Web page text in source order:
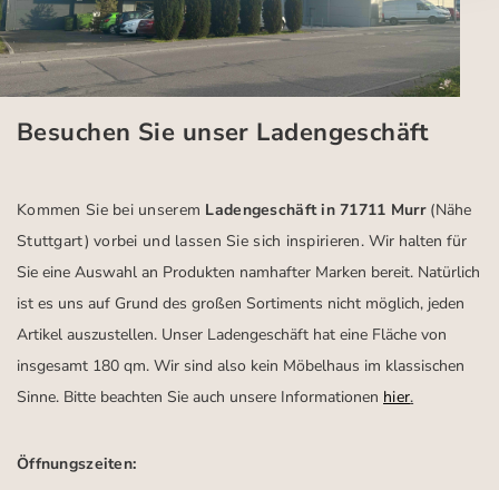
Besuchen Sie unser Ladengeschäft
Kommen Sie bei unserem Ladengeschäft in 71711 Murr (Nähe
Stuttgart) vorbei und lassen Sie sich inspirieren.Wir halten für
Sie eine Auswahl an Produkten namhafter Marken bereit. Natürlich
ist es uns auf Grund des großen Sortiments nicht möglich, jeden
Artikel auszustellen. Unser Ladengeschäft hat eine Fläche von
insgesamt 180 qm. Wir sind also kein Möbelhaus im klassischen
Sinne. Bitte beachten Sie auch unsere Informationen hier.
Öffnungszeiten: